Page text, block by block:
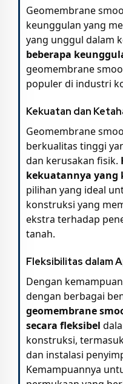
Geomembrane
keunggulan yang
yang unggul dalam
beberapa
geomembrane
populer di industri
Kekuatan dan
Geomembrane
berkualitas tinggi
dan kerusakan fisik.
kekuatannya yang
pilihan yang ideal
konstruksi yang
ekstra terhadap
tanah.
Fleksibilitas dalam
Dengan
dengan berbagai
geomembrane
secara fleksibel
konstruksi,
dan instalasi
Kemampuannya